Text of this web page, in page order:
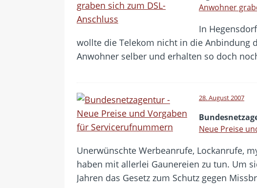
Anwohner
In
wollte die Telekom nicht in die Anbindung
Anwohner selber und erhalten so doch
28. August 2007
Neue Preise
Unerwünschte Werbeanrufe, Lockanrufe,
haben mit allerlei Gaunereien zu tun. Um
Jahren das Gesetz zum Schutz gegen